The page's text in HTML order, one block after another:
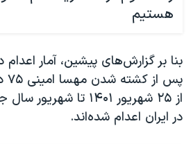
هستیم
بنا بر گزارش‌های پیشین، آمار
در ایران اعدام شده‌اند.